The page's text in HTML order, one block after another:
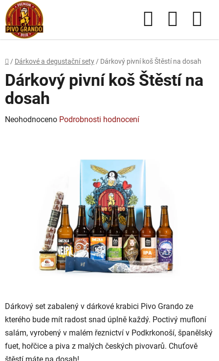
Přejít
na
obsah
Hledat
NÁKUPNÍ
Domů
/ Dárkové a degustační sety / Dárkový pivní koš Štěstí na dosah
Dárkový set zabalený v dárkové krabici Pivo Grando ze
kterého bude mít radost snad úplně každý. Poctivý mufloní
salám, vyrobený v malém řeznictví v Podkrkonoší, španělský
fuet, hořčice a piva z malých českých pivovarů. Chuťově
Dárkový pivní koš Štěstí na
dosah
Průměrné
Neohodnoceno Podrobnosti hodnocení